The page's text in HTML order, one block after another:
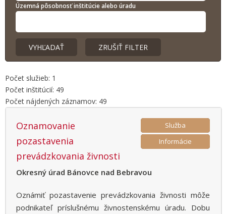
Územná pôsobnosť inštitúcie alebo úradu
Počet služieb: 1
Počet inštitúcií: 49
Počet nájdených záznamov: 49
Služba
Informácie
Oznamovanie
pozastavenia
prevádzkovania živnosti
Okresný úrad Bánovce nad Bebravou
Oznámiť pozastavenie prevádzkovania živnosti môže
podnikateľ príslušnému živnostenskému úradu. Dobu